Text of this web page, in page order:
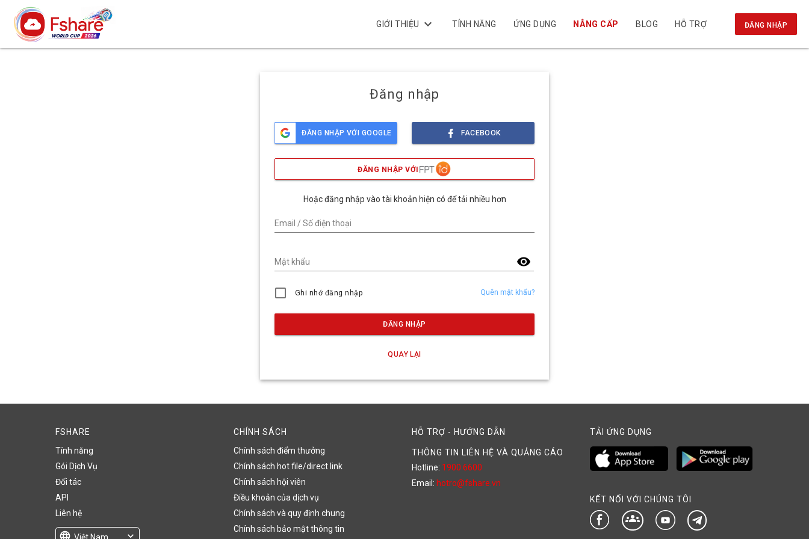
GIỚI THIỆU keyboard_arrow_down TÍNH NĂNG ỨNG DỤNG NÂNG CẤP BLOG HỖ TRỢ ĐĂNG NHẬP
Đăng nhập
ĐĂNG NHẬP VỚI GOOGLE FACEBOOK
ĐĂNG NHẬP VỚI
Hoặc đăng nhập vào tài khoản hiện có để tải nhiều hơn
Email / Số điện thoại
visibility
Mật khẩu
Ghi nhớ đăng nhập Quên mật khẩu?
ĐĂNG NHẬP
QUAY LẠI
FSHARE
Tính năng
Gói Dịch Vụ
Đối tác
API
Liên hệ
language Việt Nam expand_more
CHÍNH SÁCH
Chính sách điểm thưởng
Chính sách hot file/direct link
Chính sách hội viên
Điều khoản của dịch vụ
Chính sách và quy định chung
Chính sách bảo mật thông tin
HỖ TRỢ - HƯỚNG DẪN
THÔNG TIN LIÊN HỆ VÀ QUẢNG CÁO
Hotline: 1900 6600
Email: hotro@fshare.vn
TẢI ỨNG DỤNG
KẾT NỐI VỚI CHÚNG TÔI
groups